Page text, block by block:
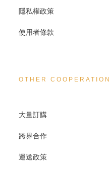
隱私權政策
使用者條款
OTHER COOPERATION
大量訂購
跨界合作
運送政策